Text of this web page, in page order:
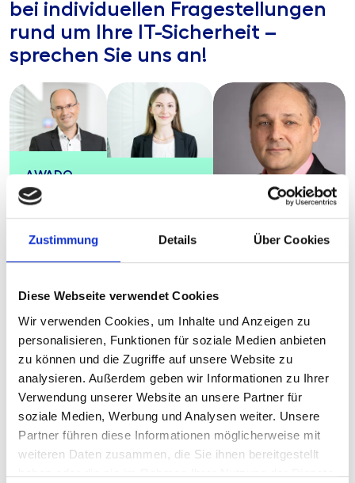
Zustimmung Details Über Cookies
Diese Webseite verwendet Cookies
Wir verwenden Cookies, um Inhalte und Anzeigen zu
personalisieren, Funktionen für soziale Medien anbieten
zu können und die Zugriffe auf unsere Website zu
analysieren. Außerdem geben wir Informationen zu Ihrer
Verwendung unserer Website an unsere Partner für
soziale Medien, Werbung und Analysen weiter. Unsere
Partner führen diese Informationen möglicherweise mit
weiteren Daten zusammen, die Sie ihnen bereitgestellt
haben oder die sie im Rahmen Ihrer Nutzung der Dienste
bei individuellen Fragestellungen
rund um Ihre IT-Sicherheit –
sprechen Sie uns an!
AWADO
WPG
Berthold
Manager
E-
schreiben
Lea
Katharina
+49 69
E-
schreiben
AWADO WPG
Igor Sturm
Senior Manager
schreiben